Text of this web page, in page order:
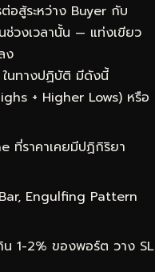
อสู้ระหว่าง Buyer กับ
ช่วงเวลานั้น — แท่งเขียว
ง
นทางปฏิบัติ มีดังนี้
+ Higher Lows) หรือ
ที่ราคาเคยมีปฏิกิริยา
Engulfing Pattern
น 1-2% ของพอร์ต วาง SL